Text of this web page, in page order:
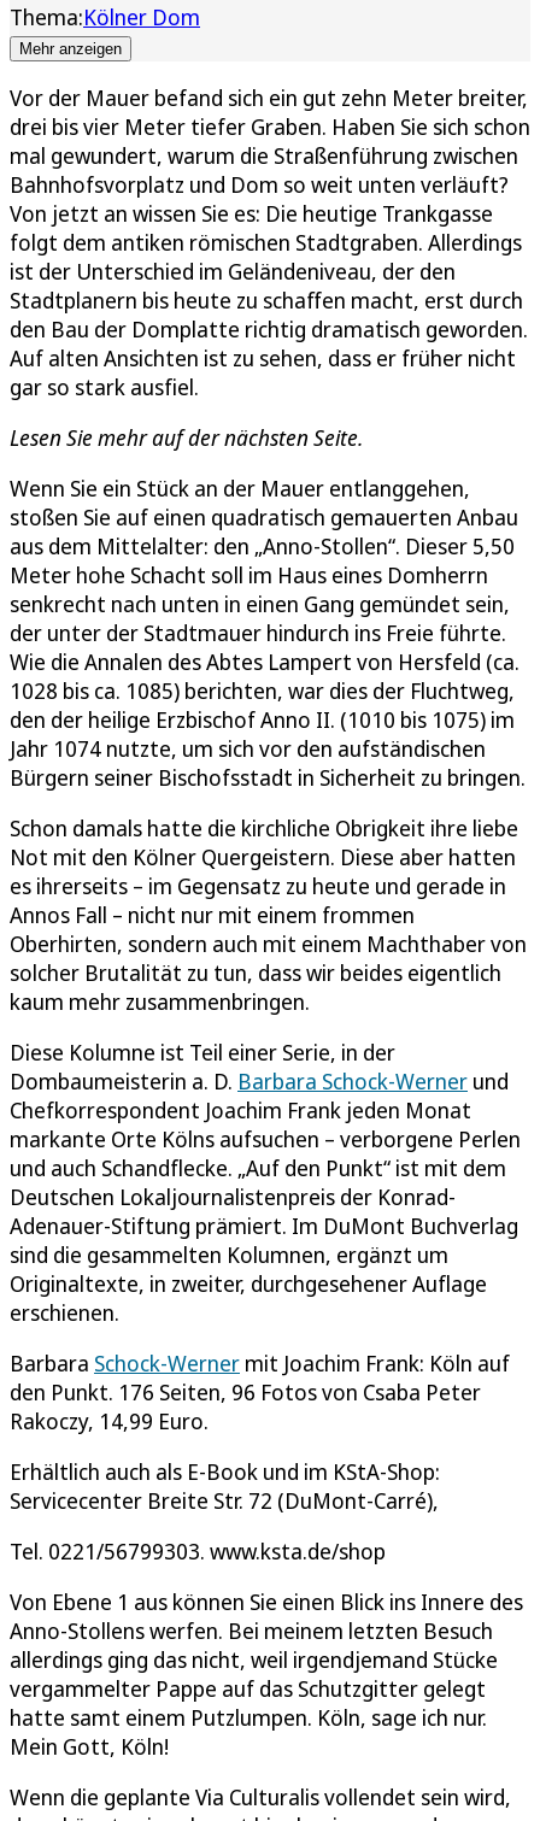
Thema:Kölner Dom
Mehr anzeigen
Vor der Mauer befand sich ein gut zehn Meter breiter,
drei bis vier Meter tiefer Graben. Haben Sie sich schon
mal gewundert, warum die Straßenführung zwischen
Bahnhofsvorplatz und Dom so weit unten verläuft?
Von jetzt an wissen Sie es: Die heutige Trankgasse
folgt dem antiken römischen Stadtgraben. Allerdings
ist der Unterschied im Geländeniveau, der den
Stadtplanern bis heute zu schaffen macht, erst durch
den Bau der Domplatte richtig dramatisch geworden.
Auf alten Ansichten ist zu sehen, dass er früher nicht
gar so stark ausfiel.
Lesen Sie mehr auf der nächsten Seite.
Wenn Sie ein Stück an der Mauer entlanggehen,
stoßen Sie auf einen quadratisch gemauerten Anbau
aus dem Mittelalter: den „Anno-Stollen“. Dieser 5,50
Meter hohe Schacht soll im Haus eines Domherrn
senkrecht nach unten in einen Gang gemündet sein,
der unter der Stadtmauer hindurch ins Freie führte.
Wie die Annalen des Abtes Lampert von Hersfeld (ca.
1028 bis ca. 1085) berichten, war dies der Fluchtweg,
den der heilige Erzbischof Anno II. (1010 bis 1075) im
Jahr 1074 nutzte, um sich vor den aufständischen
Bürgern seiner Bischofsstadt in Sicherheit zu bringen.
Schon damals hatte die kirchliche Obrigkeit ihre liebe
Not mit den Kölner Quergeistern. Diese aber hatten
es ihrerseits – im Gegensatz zu heute und gerade in
Annos Fall – nicht nur mit einem frommen
Oberhirten, sondern auch mit einem Machthaber von
solcher Brutalität zu tun, dass wir beides eigentlich
kaum mehr zusammenbringen.
Diese Kolumne ist Teil einer Serie, in der
Dombaumeisterin a. D. Barbara Schock-Werner und
Chefkorrespondent Joachim Frank jeden Monat
markante Orte Kölns aufsuchen – verborgene Perlen
und auch Schandflecke. „Auf den Punkt“ ist mit dem
Deutschen Lokaljournalistenpreis der Konrad-
Adenauer-Stiftung prämiert. Im DuMont Buchverlag
sind die gesammelten Kolumnen, ergänzt um
Originaltexte, in zweiter, durchgesehener Auflage
erschienen.
Barbara Schock-Werner mit Joachim Frank: Köln auf
den Punkt. 176 Seiten, 96 Fotos von Csaba Peter
Rakoczy, 14,99 Euro.
Erhältlich auch als E-Book und im KStA-Shop:
Servicecenter Breite Str. 72 (DuMont-Carré),
Tel. 0221/56799303. www.ksta.de/shop
Von Ebene 1 aus können Sie einen Blick ins Innere des
Anno-Stollens werfen. Bei meinem letzten Besuch
allerdings ging das nicht, weil irgendjemand Stücke
vergammelter Pappe auf das Schutzgitter gelegt
hatte samt einem Putzlumpen. Köln, sage ich nur.
Mein Gott, Köln!
Wenn die geplante Via Culturalis vollendet sein wird,